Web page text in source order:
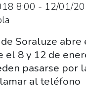
8:00 - 12/01/
Soraluze abre
el 8 y 12 de
pasarse por
al teléfono